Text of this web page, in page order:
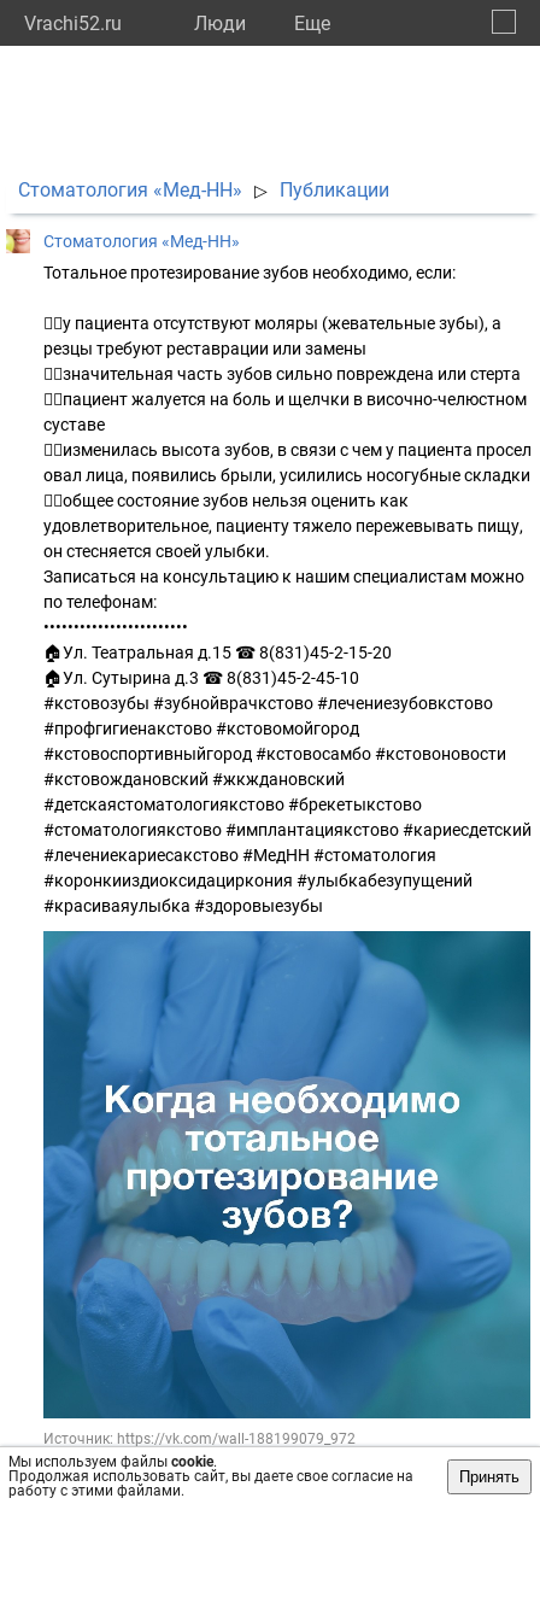
Vrachi52.ru Люди Eще
Мы используем файлы cookie.
Продолжая использовать сайт, вы даете свое согласие на
работу с этими файлами.
Принять
Стоматология «Мед-НН» ▷ Публикации
Стоматология «Мед-НН»
Тотальное протезирование зубов необходимо, если:
👉🏻у пациента отсутствуют моляры (жевательные зубы), а
резцы требуют реставрации или замены
👉🏻значительная часть зубов сильно повреждена или стерта
👉🏻пациент жалуется на боль и щелчки в височно-челюстном
суставе
👉🏻изменилась высота зубов, в связи с чем у пациента просел
овал лица, появились брыли, усилились носогубные складки
👉🏻общее состояние зубов нельзя оценить как
удовлетворительное, пациенту тяжело пережевывать пищу,
он стесняется своей улыбки.
Записаться на консультацию к нашим специалистам можно
по телефонам:
•••••••••••••••••••••••• ⠀
🏠Ул. Театральная д.15 ☎ 8(831)45-2-15-20 ⠀
🏠Ул. Сутырина д.3 ☎ 8(831)45-2-45-10 ⠀
#кстовозубы #зубнойврачкстово #лечениезубовкстово
#профгигиенакстово #кстовомойгород
#кстовоспортивныйгород #кстовосамбо #кстовоновости
#кстовождановский #жкждановский
#детскаястоматологиякстово #брекетыкстово
#стоматологиякстово #имплантациякстово #кариесдетский
#лечениекариесакстово #МедНН #стоматология
#коронкииздиоксидациркония #улыбкабезупущений
#красиваяулыбка #здоровыезубы
Источник: https://vk.com/wall-188199079_972
#Брекеты #Улыбка #Стоматология #Стоматология
Пост№24511, опубликован